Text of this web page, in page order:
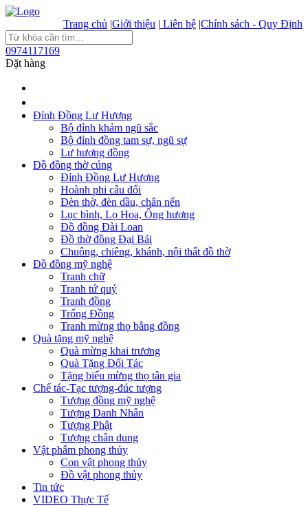
Trang chủ |Giới thiệu | Liên hệ |Chính sách - Quy Định
0974117169
Đặt hàng
Đỉnh Đồng Lư Hương
Bộ đỉnh khảm ngũ sắc
Bộ đỉnh đồng tam sự, ngũ sự
Lư hương đồng
Đồ đồng thờ cúng
Đỉnh Đồng Lư Hương
Hoành phi câu đối
Đèn thờ, đèn dầu, chân nến
Lục bình, Lọ Hoa, Ống hương
Đồ đồng Đài Loan
Đồ thờ đồng Đại Bái
Chuông, chiêng, khánh, nội thất đồ thờ
Đồ đồng mỹ nghệ
Tranh chữ
Tranh tứ quý
Tranh đồng
Trống Đồng
Tranh mừng thọ bằng đồng
Quà tặng mỹ nghệ
Quà mừng khai trương
Quà Tặng Đối Tác
Tặng biếu mừng thọ tân gia
Chế tác-Tạc tượng-đúc tượng
Tượng đồng mỹ nghệ
Tượng Danh Nhân
Tượng Phật
Tượng chân dung
Vật phẩm phong thủy
Con vật phong thủy
Đồ vật phong thủy
Tin tức
VIDEO Thực Tế